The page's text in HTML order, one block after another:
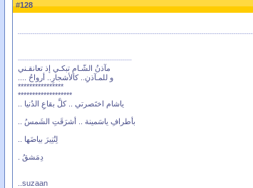
#
128
مآذنُ الشّـامِ تبكـي إذ تعانقـني
و للمـآذنِ.. كالأشجارِ.. أرواحُ ....
****************
*******************
ياشام اختَصرتي .. كلَّ بقاعِ الدُنيا ..
بأطرافِ ياسَمينة .. أشرَقَتِ الشَمسُ ..
لِتُنِيرَ بياضَها ..
دِمَشقُ .
suzaan..